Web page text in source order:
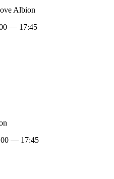
Albion
— 17:45
— 17:45